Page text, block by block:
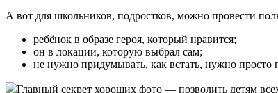
А вот для школьников, подростков, можно провести
ребёнок в образе героя, который нравится;
он в локации, которую выбрал сам;
не нужно придумывать, как встать, нужно просто
Главный секрет хороших фото — позволить детям